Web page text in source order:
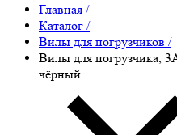
Главная /
Каталог /
Вилы для погрузчиков /
Вилы для погрузчика,
чёрный